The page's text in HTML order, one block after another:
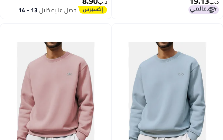
د.ب‏ د.ب‏
احصل عليه خلال 13 - 14